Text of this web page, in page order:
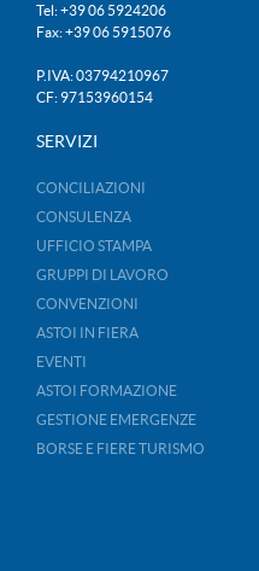
Tel: +39 06 5924206
Fax: +39 06 5915076
P.IVA: 03794210967
CF: 97153960154
SERVIZI
CONCILIAZIONI
CONSULENZA
UFFICIO STAMPA
GRUPPI DI LAVORO
CONVENZIONI
ASTOI IN FIERA
EVENTI
ASTOI FORMAZIONE
GESTIONE EMERGENZE
BORSE E FIERE TURISMO